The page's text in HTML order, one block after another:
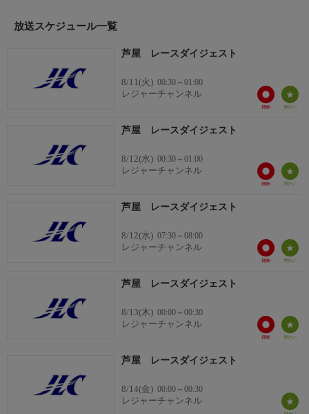
放送スケジュール一覧
芦屋 レースダイジェスト
8/11(火) 00:30～01:00
レジャーチャンネル
芦屋 レースダイジェスト
8/12(水) 00:30～01:00
レジャーチャンネル
芦屋 レースダイジェスト
8/12(水) 07:30～08:00
レジャーチャンネル
芦屋 レースダイジェスト
8/13(木) 00:00～00:30
レジャーチャンネル
芦屋 レースダイジェスト
8/14(金) 00:00～00:30
レジャーチャンネル